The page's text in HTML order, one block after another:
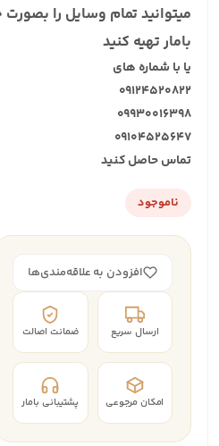
میتوانید تمام وسایل را بصورت
بامار تهیه کنید
یا با شماره های
09124520822
09930016398
09104525647
تماس حاصل کنید
ناموجود
افزودن به علاقه‌مندی‌ها
ارسال سریع ضمانت اصالت
امکان مرجوعی پشتیبانی بامار